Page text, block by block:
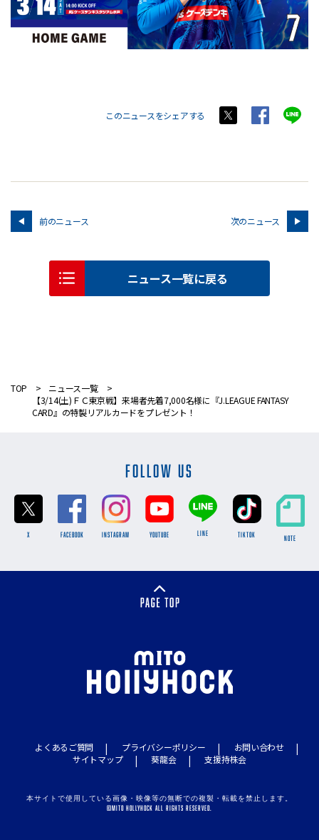
このニュースをシェアする
前のニュース 次のニュース
ニュース一覧に戻る
TOP
ニュース一覧
【3/14(土)ＦＣ東京戦】来場者先着7,000名様に『J.LEAGUE FANTASY
CARD』の特製リアルカードをプレゼント！
FOLLOW US
X FACEBOOK INSTAGRAM YOUTUBE LINE TikTok NOTE
よくあるご質問 プライバシーポリシー
お問い合わせ
サイトマップ
葵龍会 支援持株会
本サイトで使用している画像・映像等の無断での複製・転載を禁止します。
©MITO HOLLYHOCK ALL RIGHTS RESERVED.